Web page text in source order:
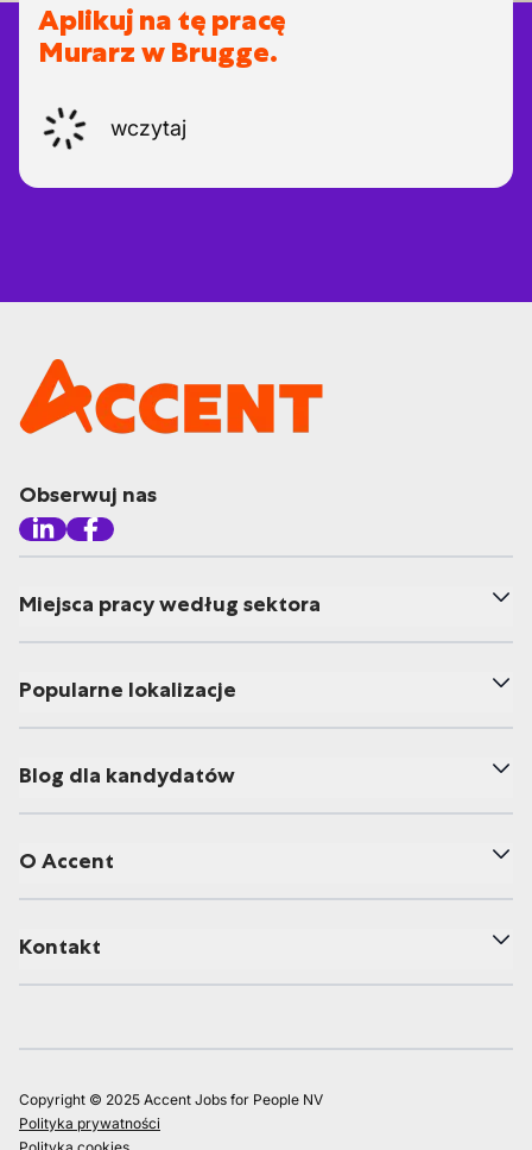
Aplikuj na tę pracę
Murarz w Brugge.
wczytaj
Obserwuj nas
Miejsca pracy według sektora
Popularne lokalizacje
Blog dla kandydatów
O Accent
Kontakt
Copyright © 2025 Accent Jobs for People NV
Polityka prywatności